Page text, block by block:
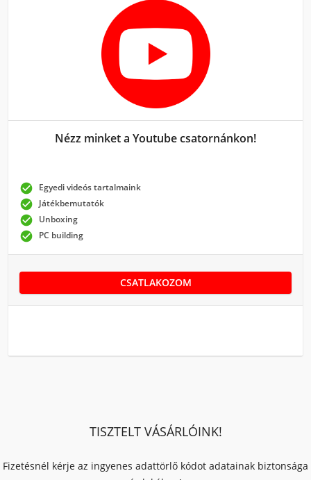
Nézz minket a Youtube csatornánkon!
 Egyedi videós tartalmaink
 Játékbemutatók
 Unboxing
 PC building
CSATLAKOZOM
TISZTELT VÁSÁRLÓINK!
Fizetésnél kérje az ingyenes adattörlő kódot adatainak biztonsága